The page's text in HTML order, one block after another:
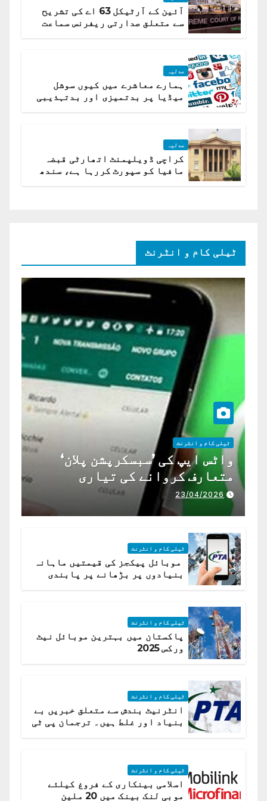
آئین کے آرٹیکل 63 اے کی تشریح
سے متعلق صدارتی ریفرنس سماعت
عدلیہ
ہمارے معاشرے میں کیوں سوشل
میڈیا پر بدتمیزی اور بدتہذیبی
عدلیہ
کراچی ڈویلپمنٹ اتھارٹی قبضہ
مافیا کو سپورٹ کررہا ہے، سندھ
ٹیلی کام و انٹرنٹ
ٹیلی کام و انٹرنٹ
واٹس ایپ کی ’سبسکرپشن پلان‘
متعارف کروانے کی تیاری
23/04/2026
ٹیلی کام و انٹرنٹ
موبائل پیکجز کی قیمتیں ماہانہ
بنیادوں پر بڑھانے پر پابندی
ٹیلی کام و انٹرنٹ
پاکستان میں بہترین موبائل نیٹ
ورکس 2025
ٹیلی کام و انٹرنٹ
انٹرنیٹ بندش سے متعلق خبریں بے
بنیاد اور غلط ہیں۔ ترجمان پی ٹی
ٹیلی کام و انٹرنٹ
اسلامی بینکاری کے فروغ کیلئے
موبی لنک بینک میں 20 ملین